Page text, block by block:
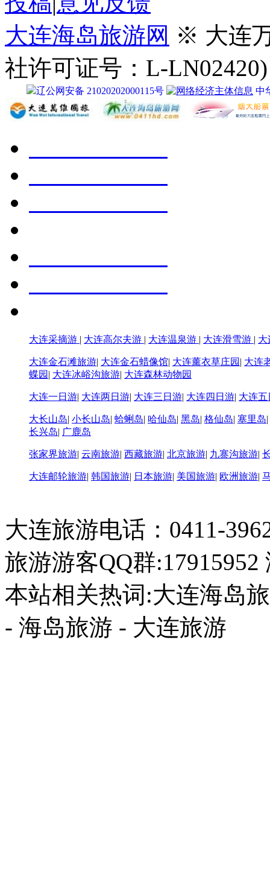
大连海岛旅游网 ※ 大连
社许可证号：L-LN02420)
辽公网安备 21020202000115号 中
大连采摘游 | 大连高尔夫游 | 大连温泉游 | 大连滑雪游 |
大连金石滩旅游| 大连金石蜡像馆| 大连薰衣草庄园 | 大连
蝶园 | 大连冰峪沟旅游| 大连森林动物园
大连一日游| 大连两日游| 大连三日游| 大连四日游| 大连五
大长山岛| 小长山岛| 蛤蜊岛| 哈仙岛| 黑岛| 格仙岛| 塞里岛|
长兴岛| 广鹿岛
张家界旅游| 云南旅游| 西藏旅游| 北京旅游| 九寨沟旅游|
大连邮轮旅游| 韩国旅游| 日本旅游| 美国旅游| 欧洲旅游|
大连旅游电话：0411-
旅游游客QQ群
本站相关热词:大连海岛
- 海岛旅游 - 大连旅游